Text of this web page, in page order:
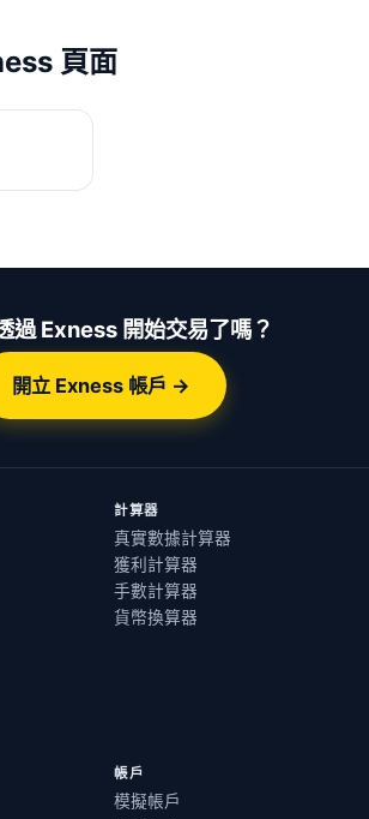
頁面
過 Exness 開始交易了嗎？
開立 Exness 帳戶 →
計算器
真實數據計算器
獲利計算器
手數計算器
貨幣換算器
帳戶
模擬帳戶